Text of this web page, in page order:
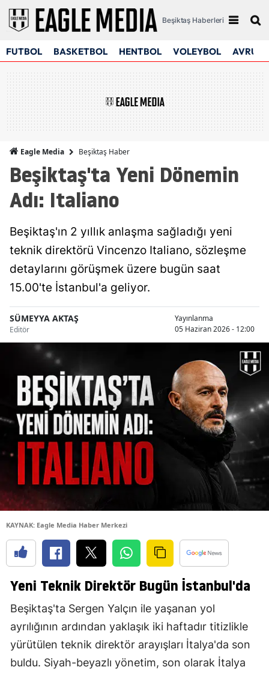
Beşiktaş Haberleri
FUTBOL BASKETBOL HENTBOL VOLEYBOL
Eagle Media Beşiktaş Haber
Beşiktaş'ta Yeni Dönemin
Adı: Italiano
Beşiktaş'ın 2 yıllık anlaşma sağladığı yeni
teknik direktörü Vincenzo Italiano, sözleşme
detaylarını görüşmek üzere bugün saat
15.00'te İstanbul'a geliyor.
SÜMEYYA AKTAŞ
Editör
Yayınlanma
05 Haziran 2026 - 12:00
KAYNAK: Eagle Media Haber Merkezi
Yeni Teknik Direktör Bugün İstanbul'da
Beşiktaş'ta Sergen Yalçın ile yaşanan yol
ayrılığının ardından yaklaşık iki haftadır titizlikle
yürütülen teknik direktör arayışları İtalya'da son
buldu. Siyah-beyazlı yönetim, son olarak İtalya